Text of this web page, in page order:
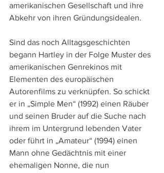
amerikanischen Gesellschaft und ihre
Abkehr von ihren Gründungsidealen.
Sind das noch Alltagsgeschichten
begann Hartley in der Folge Muster des
amerikanischen Genrekinos mit
Elementen des europäischen
Autorenfilms zu verknüpfen. So schickt
er in „Simple Men“ (1992) einen Räuber
und seinen Bruder auf die Suche nach
ihrem im Untergrund lebenden Vater
oder führt in „Amateur“ (1994) einen
Mann ohne Gedächtnis mit einer
ehemaligen Nonne, die nun